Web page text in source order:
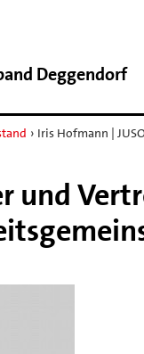
Deggendorf
› Iris Hofmann |
und